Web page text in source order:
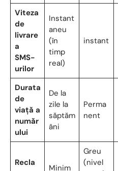
Viteza
de
livrare
a
SMS-
urilor
Instant
aneu
(în
timp
real)
instant
Durata
de
viață a
număr
ului
De la
zile la
săptăm
âni
Perma
nent
Recla
Minim
Greu
(nivel